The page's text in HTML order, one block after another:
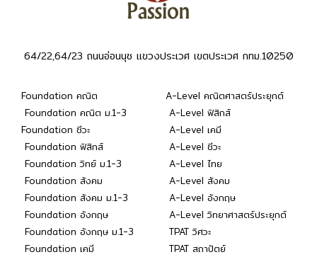
64/22,64/23 ถนนอ่อนนุช แขวงประเวศ เขตประเวศ กทม.10250
Foundation คณิต
Foundation คณิต ม.1-3
Foundation ชีวะ
Foundation ฟิสิกส์
Foundation วิทย์ ม.1-3
Foundation สังคม
Foundation สังคม ม.1-3
Foundation อังกฤษ
Foundation อังกฤษ ม.1-3
Foundation เคมี
A-Level คณิตศาสตร์ประยุกต์
A-Level ฟิสิกส์
A-Level เคมี
A-Level ชีวะ
A-Level ไทย
A-Level สังคม
A-Level อังกฤษ
A-Level วิทยาศาสตร์ประยุกต์
TPAT วิศวะ
TPAT สถาปัตย์